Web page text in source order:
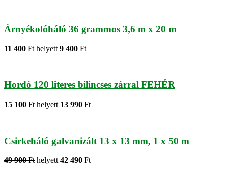
Árnyékolóháló 36 grammos 3,6 m x 20 m
11 400 Ft helyett 9 400 Ft
Hordó 120 literes bilincses zárral FEHÉR
15 100 Ft helyett 13 990 Ft
Csirkeháló galvanizált 13 x 13 mm, 1 x 50 m
49 900 Fthelyett42 490 Ft